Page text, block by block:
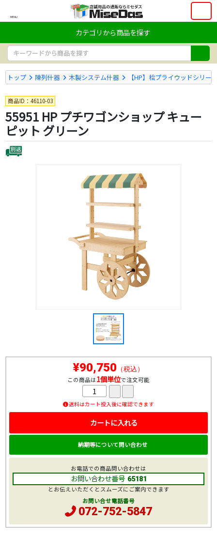
MENU
カテゴリから商品を探す
トップ 陳列什器 木製システム什器 【HP】桧プライウッドシリー
商品ID：46110-03
55951 HP プチワゴンショップ キュー
ピット グリーン
¥90,750 （税込）
この商品は1個単位で注文可能
送料はカート投入後に確認できます
カートに入れる
納期等について問い合わせ
お電話での商品問い合わせは
お問い合わせ番号 65181
とお伝えいただくとスムーズにご案内できます
お問い合せ電話番号
072-752-5847